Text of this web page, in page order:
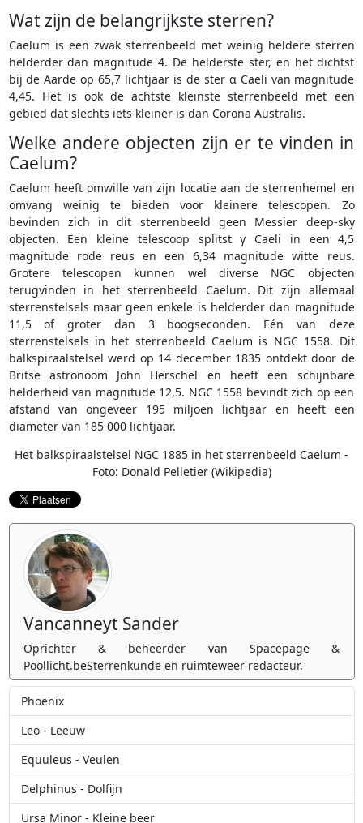
Wat zijn de belangrijkste sterren?
Caelum is een zwak sterrenbeeld met weinig heldere sterren
helderder dan magnitude 4. De helderste ster, en het dichtst
bij de Aarde op 65,7 lichtjaar is de ster α Caeli van magnitude
4,45. Het is ook de achtste kleinste sterrenbeeld met een
gebied dat slechts iets kleiner is dan Corona Australis.
Welke andere objecten zijn er te vinden in
Caelum?
Caelum heeft omwille van zijn locatie aan de sterrenhemel en
omvang weinig te bieden voor kleinere telescopen. Zo
bevinden zich in dit sterrenbeeld geen Messier deep-sky
objecten. Een kleine telescoop splitst γ Caeli in een 4,5
magnitude rode reus en een 6,34 magnitude witte reus.
Grotere telescopen kunnen wel diverse NGC objecten
terugvinden in het sterrenbeeld Caelum. Dit zijn allemaal
sterrenstelsels maar geen enkele is helderder dan magnitude
11,5 of groter dan 3 boogseconden. Eén van deze
sterrenstelsels in het sterrenbeeld Caelum is NGC 1558. Dit
balkspiraalstelsel werd op 14 december 1835 ontdekt door de
Britse astronoom John Herschel en heeft een schijnbare
helderheid van magnitude 12,5. NGC 1558 bevindt zich op een
afstand van ongeveer 195 miljoen lichtjaar en heeft een
diameter van 185 000 lichtjaar.
Het balkspiraalstelsel NGC 1885 in het sterrenbeeld Caelum -
Foto: Donald Pelletier (Wikipedia)
Vancanneyt Sander
Oprichter & beheerder van Spacepage &
Poollicht.beSterrenkunde en ruimteweer redacteur.
Phoenix
Leo - Leeuw
Equuleus - Veulen
Delphinus - Dolfijn
Ursa Minor - Kleine beer